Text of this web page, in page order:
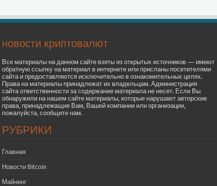
новости криптовалют
Все материалы на данном сайте взяты из открытых источников — имеют
обратную ссылку на материал в интернете или присланы посетителями
сайта и предоставляются исключительно в ознакомительных целях.
Права на материалы принадлежат их владельцам. Администрация
сайта ответственности за содержание материала не несет. Если Вы
обнаружили на нашем сайте материалы, которые нарушают авторские
права, принадлежащие Вам, Вашей компании или организации,
пожалуйста, сообщите нам.
РУБРИКИ
Главная
Новости Bitcoin
Майнинг